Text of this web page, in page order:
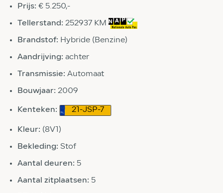
Prijs: € 5.250,-
Tellerstand: 252937 KM
Brandstof: Hybride (Benzine)
Aandrijving: achter
Transmissie: Automaat
Bouwjaar: 2009
Kenteken: 21-JSP-7
Kleur: (8V1)
Bekleding: Stof
Aantal deuren: 5
Aantal zitplaatsen: 5